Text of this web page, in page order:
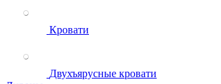
Кровати
Двухъярусные кровати